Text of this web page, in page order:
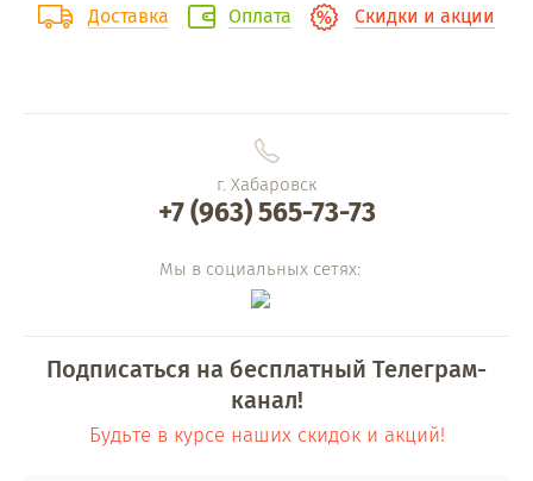
Доставка Оплата Скидки и акции
г. Хабаровск
+7 (963) 565-73-73
Мы в социальных сетях:
Подписаться на бесплатный Телеграм-
канал!
Будьте в курсе наших скидок и акций!